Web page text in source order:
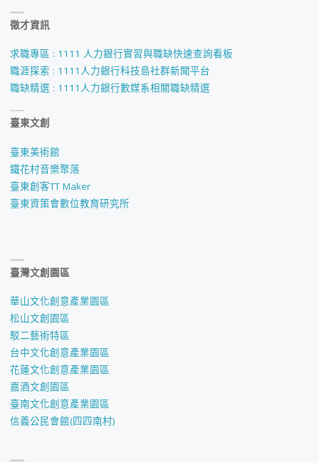
徵才資訊
求職專區 : 1111 人力銀行實習與職缺快速查詢看板
職涯探索 : 1111人力銀行科技島社群新聞平台
職缺精選 : 1111人力銀行數媒系相關職缺精選
臺東文創
臺東美術館
鐵花村音樂聚落
臺東創客TT Maker
臺東資策會數位教育研究所
臺灣文創園區
華山文化創意產業園區
松山文創園區
駁二藝術特區
台中文化創意產業園區
花蓮文化創意產業園區
嘉酒文創園區
臺南文化創意產業園區
信義公民會館(四四南村)